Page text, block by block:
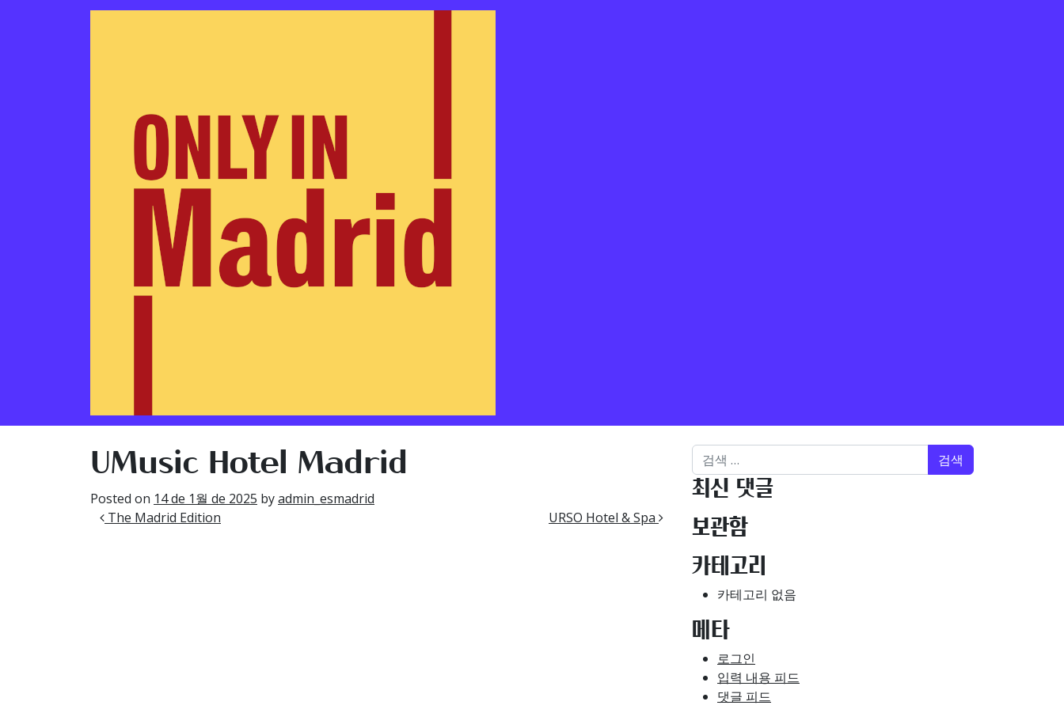
콘텐츠로 바로가기
메인 내비게이션
UMusic Hotel Madrid​
Posted on 14 de 1월 de 2025 byadmin_esmadrid
글 내비게이션
The Madrid Edition URSO Hotel & Spa
검색어:
최신 댓글
보관함
카테고리
카테고리 없음
메타
로그인
입력 내용 피드
댓글 피드